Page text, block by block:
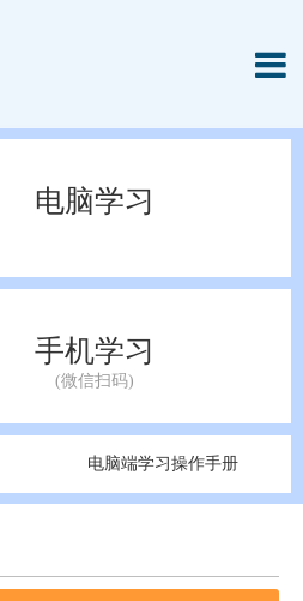
电脑学习
手机学习
电脑端学习操作手册